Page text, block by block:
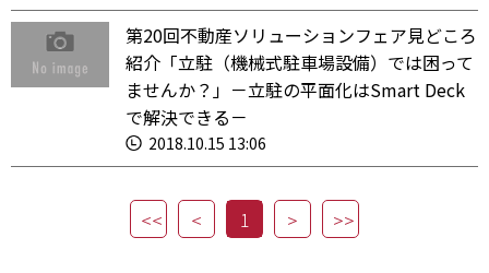
第20回不動産ソリューションフェア見どころ
紹介「立駐（機械式駐車場設備）では困って
ませんか？」－立駐の平面化はSmart Deck
で解決できる－
2018.10.15 13:06
1